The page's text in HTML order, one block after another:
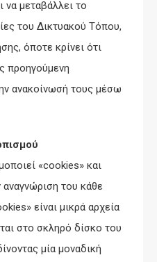
να μεταβάλλει το
του Δικτυακού Τόπου,
όποτε κρίνει ότι
προηγούμενη
ανακοίνωσή τους μέσω
«cookies» και
αναγνώριση του κάθε
είναι μικρά αρχεία
στο σκληρό δίσκο του
μία μοναδική